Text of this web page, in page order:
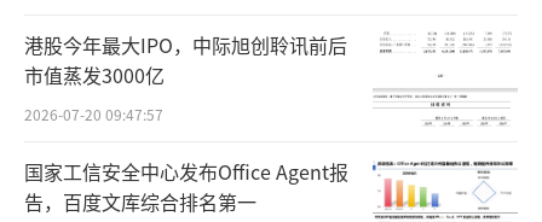
化”的饮食需求。
港股今年最大IPO，中际旭创聆讯前后
市值蒸发3000亿
2026-07-20 09:47:57
国家工信安全中心发布Office Agent报
告，百度文库综合排名第一